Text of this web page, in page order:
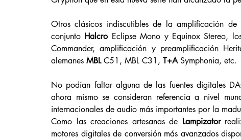
Otros clásicos indiscutibles de la amplificación
conjunto Halcro Eclipse Mono y Equinox Stereo,
Commander, amplificación y preamplificación
alemanes MBL C51, MBL C31, T+A Symphonia, etc.
No podían faltar alguna de las fuentes digitales
ahora mismo se consideran referencia a nivel
internacionales de audio más importantes por la
Como las creaciones artesanas de Lampizator
motores digitales de conversión más avanzados